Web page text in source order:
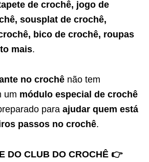
de crochê, jogo de
sousplat de crochê,
bico de crochê, roupas
mais.
no crochê não tem
um módulo especial de crochê
para ajudar quem está
passos no crochê.
DO CLUB DO CROCHÊ 👉